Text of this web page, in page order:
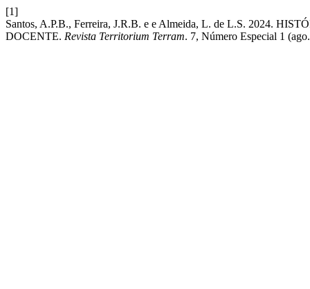
[1]
Santos, A.P.B., Ferreira, J.R.B. e e Almeida, L. de L.S. 2024.
DOCENTE. Revista Territorium Terram. 7, Número Especial 1